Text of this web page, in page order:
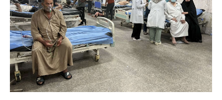
اخبار العراق
الاخبار السياسية
الاخبار الامنية
الاخبار الاقتصادية